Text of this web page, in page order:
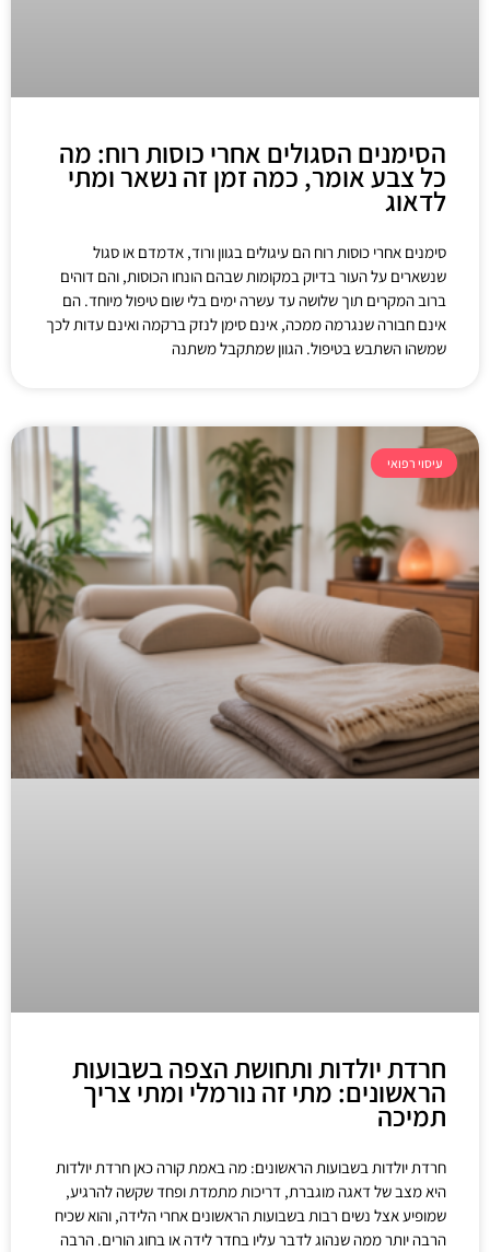
הסימנים הסגולים אחרי כוסות רוח: מה
כל צבע אומר, כמה זמן זה נשאר ומתי
לדאוג
סימנים אחרי כוסות רוח הם עיגולים בגוון ורוד, אדמדם או סגול
שנשארים על העור בדיוק במקומות שבהם הונחו הכוסות, והם דוהים
ברוב המקרים תוך שלושה עד עשרה ימים בלי שום טיפול מיוחד. הם
אינם חבורה שנגרמה ממכה, אינם סימן לנזק ברקמה ואינם עדות לכך
שמשהו השתבש בטיפול. הגוון שמתקבל משתנה
עיסוי רפואי
חרדת יולדות ותחושת הצפה בשבועות
הראשונים: מתי זה נורמלי ומתי צריך
תמיכה
חרדת יולדות בשבועות הראשונים: מה באמת קורה כאן חרדת יולדות
היא מצב של דאגה מוגברת, דריכות מתמדת ופחד שקשה להרגיע,
שמופיע אצל נשים רבות בשבועות הראשונים אחרי הלידה, והוא שכיח
הרבה יותר ממה שנהוג לדבר עליו בחדר לידה או בחוג הורים. הרבה